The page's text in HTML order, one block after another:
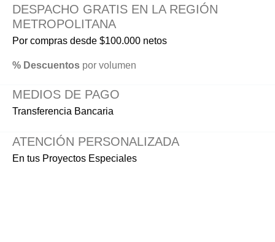
DESPACHO GRATIS EN LA REGIÓN
METROPOLITANA
Por compras desde $100.000 netos
% Descuentos por volumen
MEDIOS DE PAGO
Transferencia Bancaria
ATENCIÓN PERSONALIZADA
En tus Proyectos Especiales